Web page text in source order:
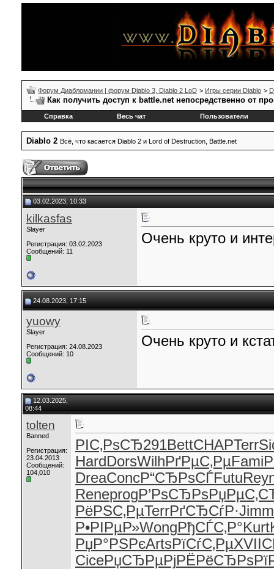
Форум Диабломании | форум Diablo 3, Diablo 2 LoD > Игры серии Diablo >
Как получить доступ к battle.net непосредственно от
Справка Весь чат Пользователи
Diablo 2 Всё, что касается Diablo 2 и Lord of Destruction, Battle.net
03.02.2023, 10:33
kilkasfas
Slayer
Регистрация: 03.02.2023
Сообщений: 11
Очень круто и
24.08.2023, 17:15
yuowy
Slayer
Регистрация: 24.08.2023
Сообщений: 10
Очень круто и
12.03.2025,
08:44
tolten
Banned
Регистрация:
23.04.2013
Сообщений:
104,010
РІС‚РѕСЂ291BettCHAPTerr
Hard DorsWilhРґРµС‚РµFami
DreaConcР“СЂРѕСЃFutu
ReneprogР’РѕСЂРѕ
РёРЅС‚РµTerrРґСЂСѓР·Jimm
Р•РІРµР»WongРђСЃС‚Р° Kurt
РџР°РЅРєArtsРїСѓС‚РµXVII
CiceРџСЂРµРјРЁРёСЂРѕ